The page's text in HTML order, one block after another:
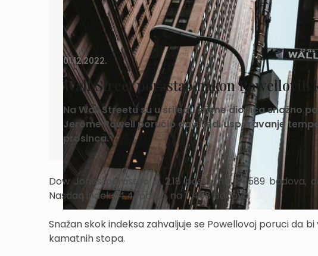
01.12.2022.
Wall Street porastao nakon Powellovih
Na Wall Streetu su u srijedu cijene dionica snažno
Jerome Powell poručio da slijedi usporavanje
prosinca.
Dow Jones porastao je 2,18 posto, na 34.589 bodova,
Nasdaq indeks 4,41 posto, na 11.468 bodova.
Snažan skok indeksa zahvaljuje se Powellovoj poruci da
kamatnih stopa.